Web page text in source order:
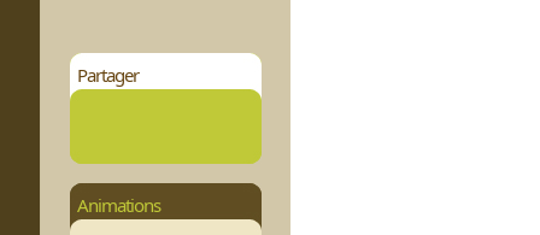
Partager
Animations